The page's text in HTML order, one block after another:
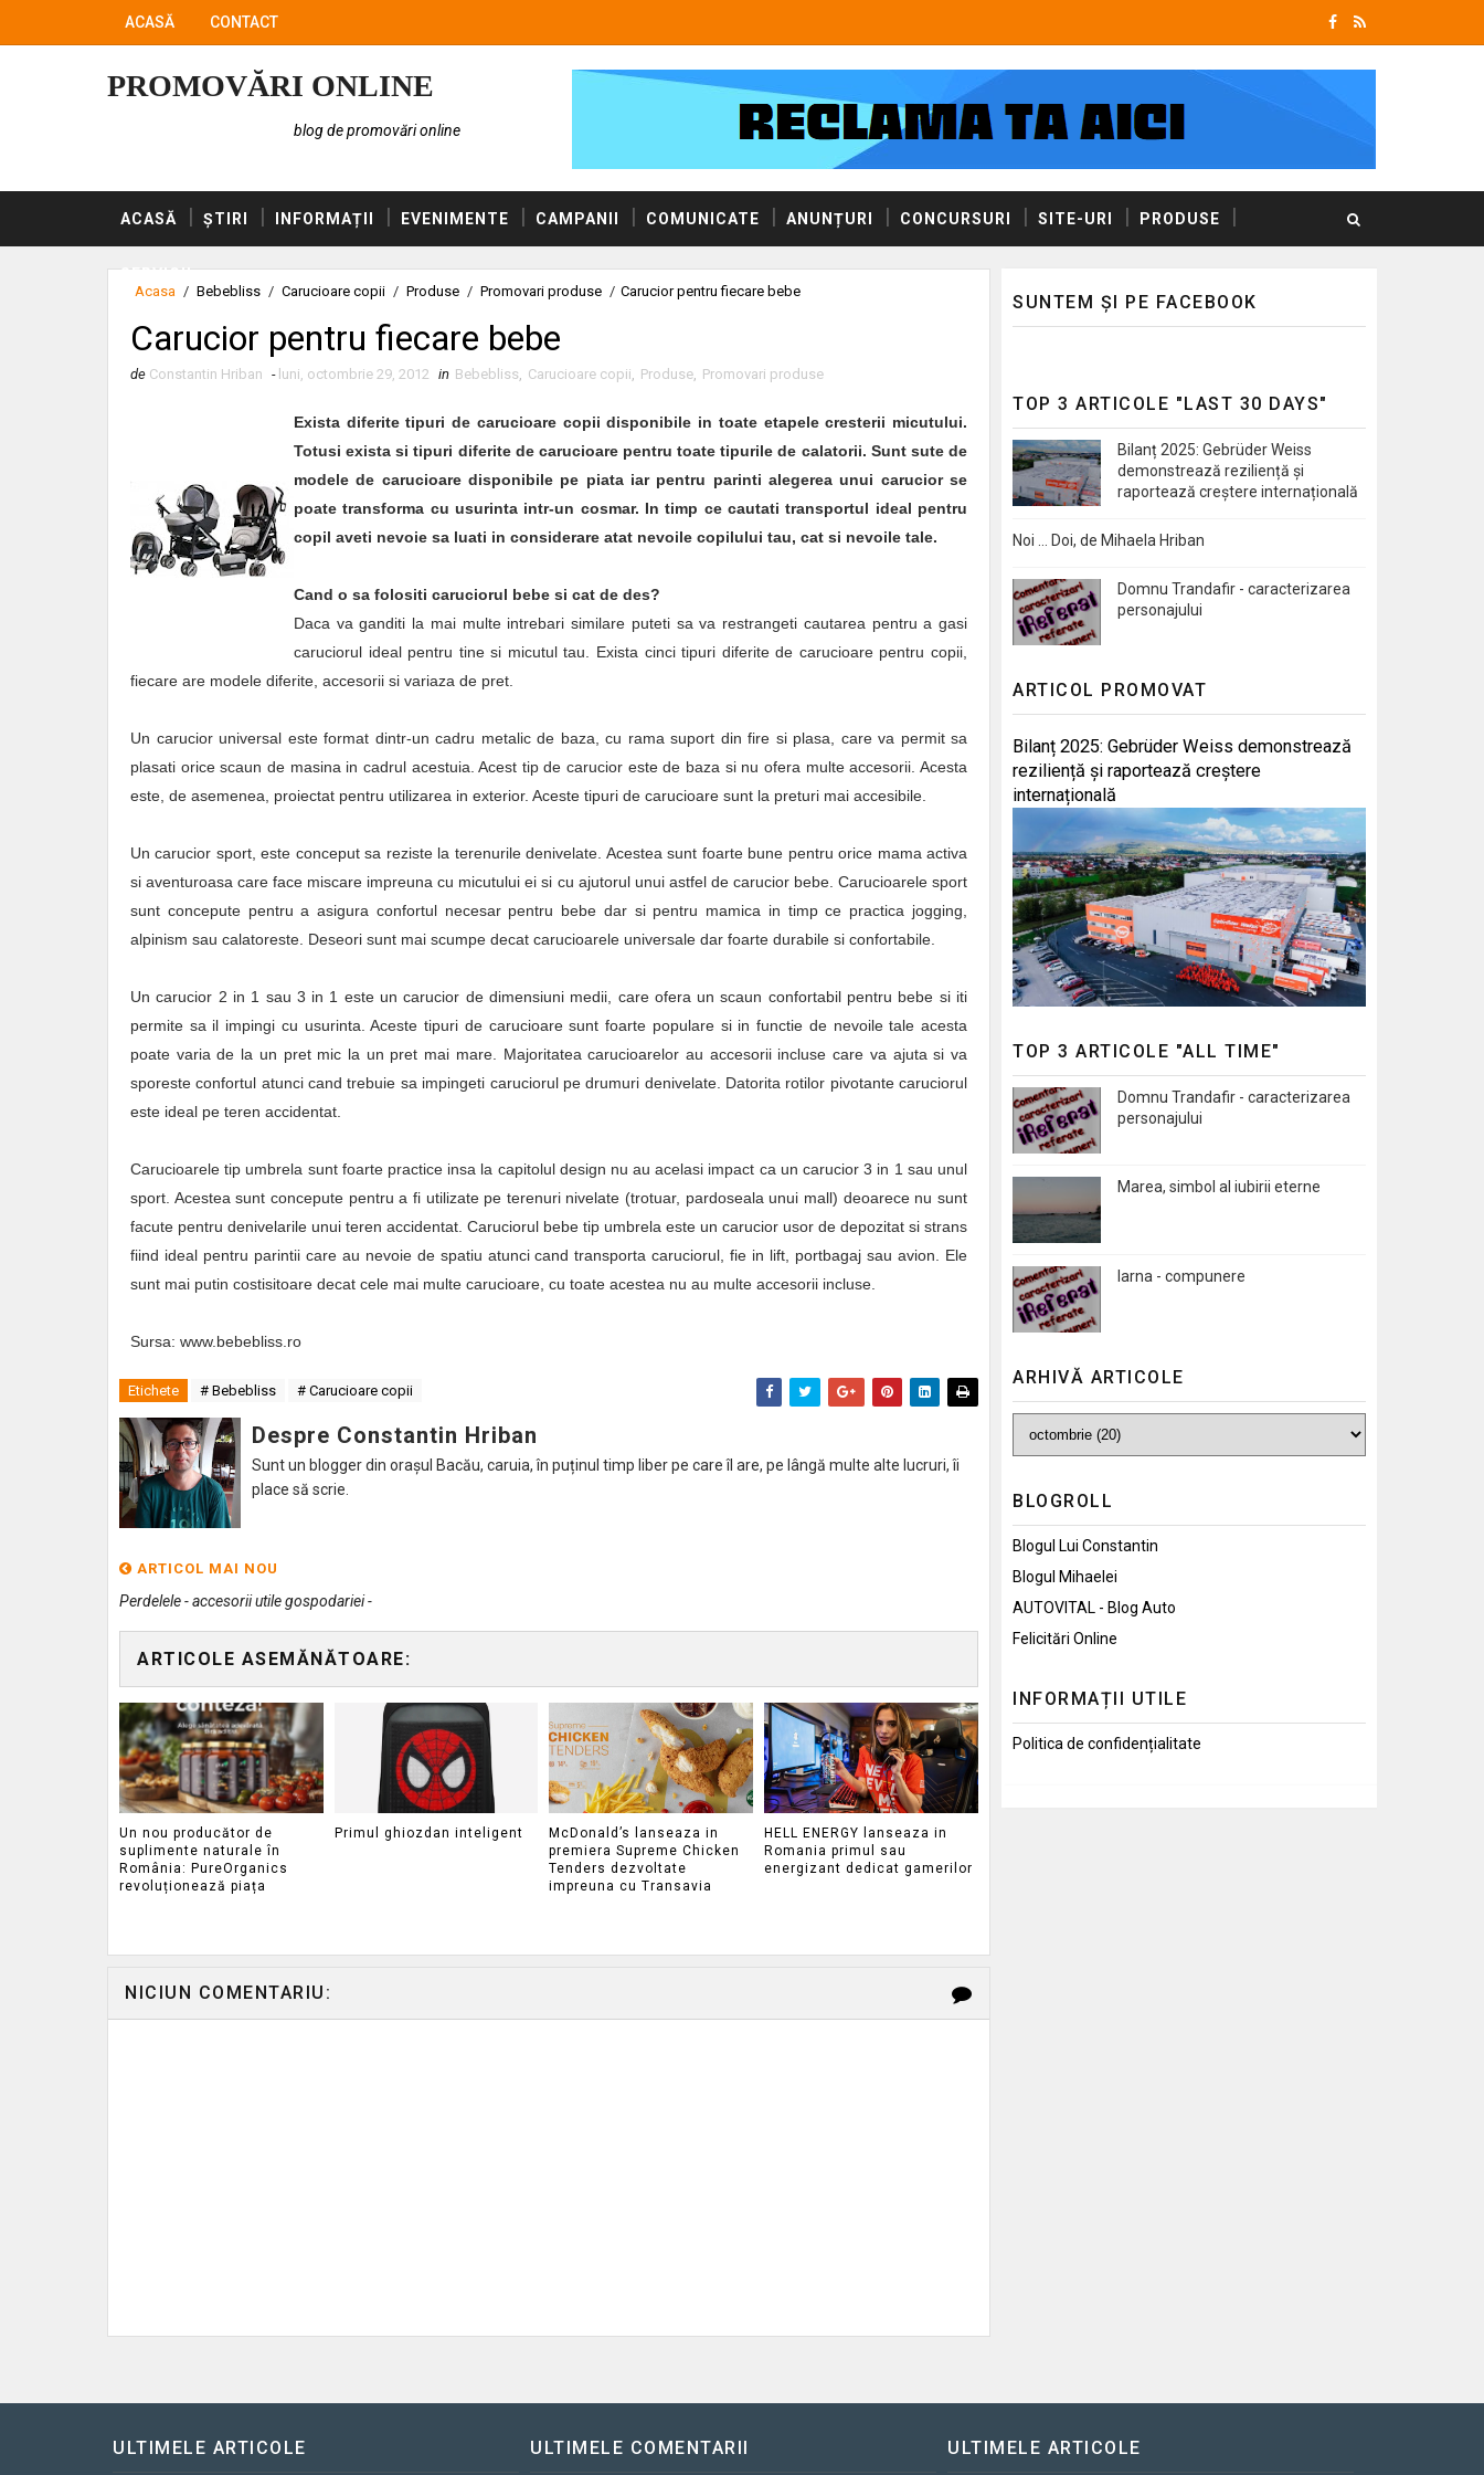
ACASĂ CONTACT
PROMOVĂRI ONLINE
blog de promovări online
ACASĂ ȘTIRI INFORMAȚII EVENIMENTE CAMPANII COMUNICATE ANUNȚURI CONCURSURI SITE-URI PRODUSE
SERVICII
Acasa / Bebebliss / Carucioare copii / Produse / Promovari produse / Carucior pentru fiecare bebe
Carucior pentru fiecare bebe
de Constantin Hriban - luni, octombrie 29, 2012 in Bebebliss, Carucioare copii, Produse, Promovari produse
Exista diferite tipuri de carucioare copii disponibile in toate etapele cresterii micutului.
Totusi exista si tipuri diferite de carucioare pentru toate tipurile de calatorii. Sunt sute de
modele de carucioare disponibile pe piata iar pentru parinti alegerea unui carucior se
poate transforma cu usurinta intr-un cosmar. In timp ce cautati transportul ideal pentru
copil aveti nevoie sa luati in considerare atat nevoile copilului tau, cat si nevoile tale.
Cand o sa folositi caruciorul bebe si cat de des?
Daca va ganditi la mai multe intrebari similare puteti sa va restrangeti cautarea pentru a gasi
caruciorul ideal pentru tine si micutul tau. Exista cinci tipuri diferite de carucioare pentru copii,
fiecare are modele diferite, accesorii si variaza de pret.
Un carucior universal este format dintr-un cadru metalic de baza, cu rama suport din fire si plasa, care va permit sa
plasati orice scaun de masina in cadrul acestuia. Acest tip de carucior este de baza si nu ofera multe accesorii. Acesta
este, de asemenea, proiectat pentru utilizarea in exterior. Aceste tipuri de carucioare sunt la preturi mai accesibile.
Un carucior sport, este conceput sa reziste la terenurile denivelate. Acestea sunt foarte bune pentru orice mama activa
si aventuroasa care face miscare impreuna cu micutului ei si cu ajutorul unui astfel de carucior bebe. Carucioarele sport
sunt concepute pentru a asigura confortul necesar pentru bebe dar si pentru mamica in timp ce practica jogging,
alpinism sau calatoreste. Deseori sunt mai scumpe decat carucioarele universale dar foarte durabile si confortabile.
Un carucior 2 in 1 sau 3 in 1 este un carucior de dimensiuni medii, care ofera un scaun confortabil pentru bebe si iti
permite sa il impingi cu usurinta. Aceste tipuri de carucioare sunt foarte populare si in functie de nevoile tale acesta
poate varia de la un pret mic la un pret mai mare. Majoritatea carucioarelor au accesorii incluse care va ajuta si va
sporeste confortul atunci cand trebuie sa impingeti caruciorul pe drumuri denivelate. Datorita rotilor pivotante caruciorul
este ideal pe teren accidentat.
Carucioarele tip umbrela sunt foarte practice insa la capitolul design nu au acelasi impact ca un carucior 3 in 1 sau unul
sport. Acestea sunt concepute pentru a fi utilizate pe terenuri nivelate (trotuar, pardoseala unui mall) deoarece nu sunt
facute pentru denivelarile unui teren accidentat. Caruciorul bebe tip umbrela este un carucior usor de depozitat si strans
fiind ideal pentru parintii care au nevoie de spatiu atunci cand transporta caruciorul, fie in lift, portbagaj sau avion. Ele
sunt mai putin costisitoare decat cele mai multe carucioare, cu toate acestea nu au multe accesorii incluse.
Sursa: www.bebebliss.ro
Etichete # Bebebliss # Carucioare copii
Despre Constantin Hriban
Sunt un blogger din orașul Bacău, caruia, în puținul timp liber pe care îl are, pe lângă multe alte lucruri, îi
place să scrie.
ARTICOL MAI NOU
Perdelele - accesorii utile gospodariei -
ARTICOLE ASEMĂNĂTOARE:
Un nou producător de
suplimente naturale în
România: PureOrganics
revoluționează piața
Primul ghiozdan inteligent
McDonald’s lanseaza in
premiera Supreme Chicken
Tenders dezvoltate
impreuna cu Transavia
HELL ENERGY lanseaza in
Romania primul sau
energizant dedicat gamerilor
NICIUN COMENTARIU:
SUNTEM ȘI PE FACEBOOK
TOP 3 ARTICOLE "LAST 30 DAYS"
Bilanț 2025: Gebrüder Weiss
demonstrează reziliență și
raportează creștere internațională
Noi … Doi, de Mihaela Hriban
Domnu Trandafir - caracterizarea
personajului
ARTICOL PROMOVAT
Bilanț 2025: Gebrüder Weiss demonstrează
reziliență și raportează creștere
internațională
TOP 3 ARTICOLE "ALL TIME"
Domnu Trandafir - caracterizarea
personajului
Marea, simbol al iubirii eterne
Iarna - compunere
ARHIVĂ ARTICOLE
BLOGROLL
Blogul Lui Constantin
Blogul Mihaelei
AUTOVITAL - Blog Auto
Felicitări Online
INFORMAȚII UTILE
Politica de confidențialitate
ULTIMELE ARTICOLE ULTIMELE COMENTARII ULTIMELE ARTICOLE